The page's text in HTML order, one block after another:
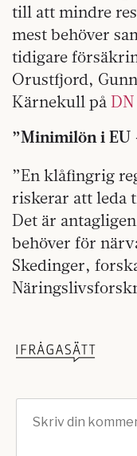
till att mindre
mest behöver
tidigare
Orustfjord,
Kärnekull på
”Minimilön i EU
”En klåfingrig
riskerar att leda
Det är
behöver för
Skedinger,